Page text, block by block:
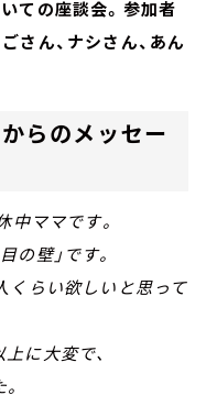
ての座談会。参加者
さん、ナシさん、あん
らのメッセー
ママです。
の壁」です。
くらい欲しいと思って
に大変で、